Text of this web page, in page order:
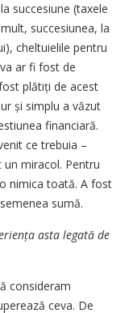
succesiune (taxele
succesiunea, la
cheltuielile pentru
ar fi fost de
plătiți de acest
și simplu a văzut
financiară.
ce trebuia –
miracol. Pentru
nimica toată. A fost
sumă.
asta legată de
consideram
ceva. De